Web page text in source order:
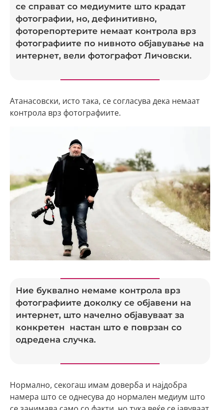
се справат со медиумите што крадат
фотографии, но, дефинитивно,
фоторепортерите немаат контрола врз
фотографиите по нивното објавување на
интернет, вели фотографот Личовски.
Атанасовски, исто така, се согласува дека немаат
контрола врз фотографиите.
Ние буквално немаме контрола врз
фотографиите доколку се објавени на
интернет, што начелно објавуваат за
конкретен настан што е поврзан со
одредена случка.
Нормално, секогаш имам доверба и најдобра
намера што се однесува до нормален медиум што